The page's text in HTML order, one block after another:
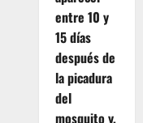
entre 10 y
15 días
después de
la picadura
del
mosquito y,